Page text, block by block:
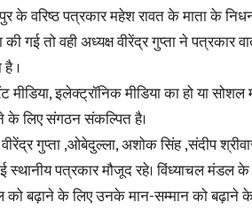
के वरिष्ठ पत्रकार महेश रावत के माता के
गई तो वही अध्यक्ष वीरेंद्र गुप्ता ने पत्रकार
।
मीडिया, इलेक्ट्रॉनिक मीडिया का हो या
के लिए संगठन संकल्पित है।
गुप्ता ,ओबेदुल्ला, अशोक सिंह ,संदीप
पत्रकार मौजूद रहे। विंध्याचल मंडल
को बढ़ाने के लिए उनके मान-सम्मान को बढ़ाने